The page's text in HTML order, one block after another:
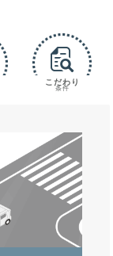
こだわり
条件